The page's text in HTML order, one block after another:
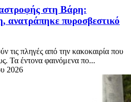
στη Βάρη:
ανατράπηκε πυροσβεστικό
τις πληγές από την κακοκαιρία που
Τα έντονα φαινόμενα πο...
2026